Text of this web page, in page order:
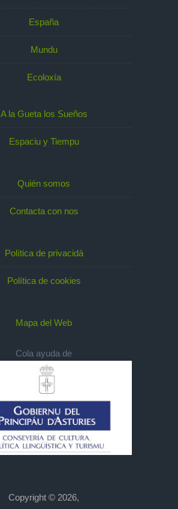
España
Mundu
Ecoloxía
A la Gueta los Sueños
Espaciu y Tiempu
Quién somos
Contacta con nos
Política de privacidá
Política de cookies
Mapa del Web
Cola ayuda de
Copyright © 2026,